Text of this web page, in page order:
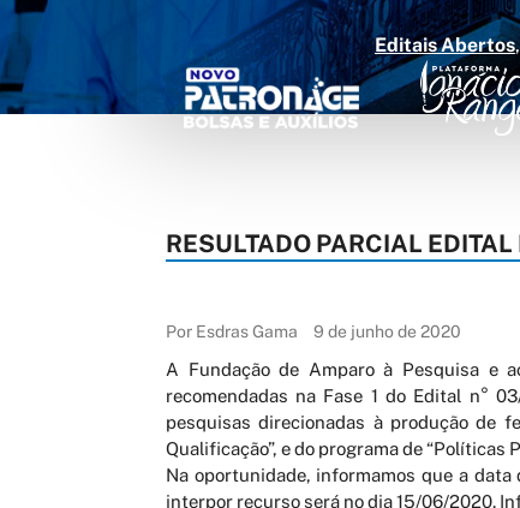
Editais Abertos
RESULTADO PARCIAL
Por Esdras Gama 9 de junho de 2020
A Fundação de Amparo à Pesquisa e
recomendadas na Fase 1 do Edital n°
pesquisas direcionadas à produção de
Qualificação”, e do programa de “Políticas
Na oportunidade, informamos que a
interpor recurso será no dia 15/06/2020.